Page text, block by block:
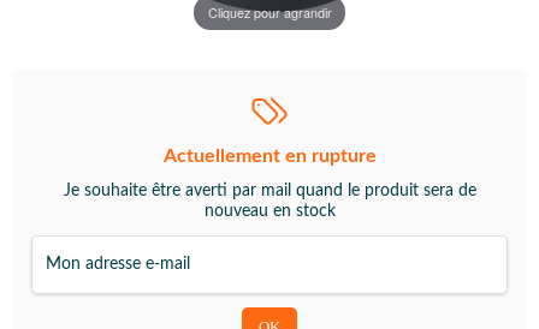
Cliquez pour agrandir
Actuellement en rupture
Je souhaite être averti par mail quand le produit sera de
nouveau en stock